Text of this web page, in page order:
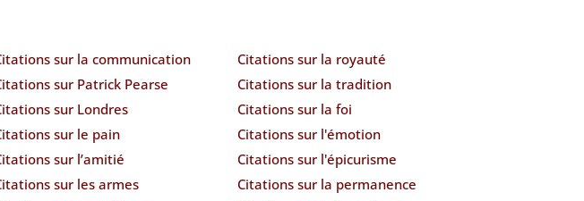
sur la communication
sur Patrick Pearse
sur Londres
sur le pain
sur l’amitié
sur les armes
Citations sur la royauté
Citations sur la tradition
Citations sur la foi
Citations sur l'émotion
Citations sur l'épicurisme
Citations sur la permanence